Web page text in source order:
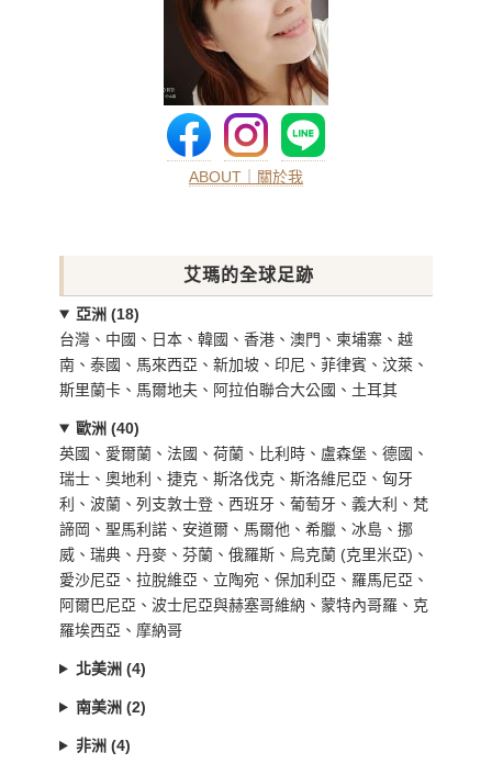
ABOUT｜關於我
艾瑪的全球足跡
亞洲 (18)
台灣、中國、日本、韓國、香港、澳門、柬埔寨、越
南、泰國、馬來西亞、新加坡、印尼、菲律賓、汶萊、
斯里蘭卡、馬爾地夫、阿拉伯聯合大公國、土耳其
歐洲 (40)
英國、愛爾蘭、法國、荷蘭、比利時、盧森堡、德國、
瑞士、奧地利、捷克、斯洛伐克、斯洛維尼亞、匈牙
利、波蘭、列支敦士登、西班牙、葡萄牙、義大利、梵
諦岡、聖馬利諾、安道爾、馬爾他、希臘、冰島、挪
威、瑞典、丹麥、芬蘭、俄羅斯、烏克蘭 (克里米亞)、
愛沙尼亞、拉脫維亞、立陶宛、保加利亞、羅馬尼亞、
阿爾巴尼亞、波士尼亞與赫塞哥維納、蒙特內哥羅、克
羅埃西亞、摩納哥
北美洲 (4)
南美洲 (2)
非洲 (4)